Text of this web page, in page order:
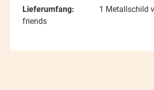
Lieferumfang:
1 Metallschild
friends